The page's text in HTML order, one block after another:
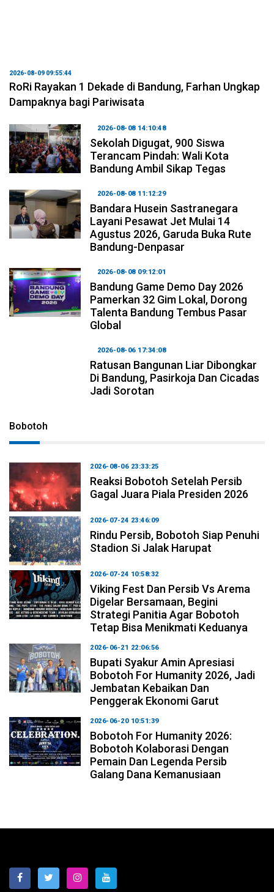
2026-08-09 09:55:44
RoRi Rayakan 1 Dekade di Bandung, Farhan Ungkap
Dampaknya bagi Pariwisata
2026-08-08 14:10:48
Sekolah Digugat, 900 Siswa
Terancam Pindah: Wali Kota
Bandung Ambil Sikap Tegas
2026-08-08 11:12:29
Bandara Husein Sastranegara
Layani Pesawat Jet Mulai 14
Agustus 2026, Garuda Buka Rute
Bandung-Denpasar
2026-08-08 09:12:01
Bandung Game Demo Day 2026
Pamerkan 32 Gim Lokal, Dorong
Talenta Bandung Tembus Pasar
Global
2026-08-06 17:34:08
Ratusan Bangunan Liar Dibongkar
Di Bandung, Pasirkoja Dan Cicadas
Jadi Sorotan
Bobotoh
2026-08-06 23:33:25
Reaksi Bobotoh Setelah Persib
Gagal Juara Piala Presiden 2026
2026-07-24 23:46:09
Rindu Persib, Bobotoh Siap Penuhi
Stadion Si Jalak Harupat
2026-07-24 10:58:32
Viking Fest Dan Persib Vs Arema
Digelar Bersamaan, Begini
Strategi Panitia Agar Bobotoh
Tetap Bisa Menikmati Keduanya
2026-06-21 22:06:56
Bupati Syakur Amin Apresiasi
Bobotoh For Humanity 2026, Jadi
Jembatan Kebaikan Dan
Penggerak Ekonomi Garut
2026-06-20 10:51:39
Bobotoh For Humanity 2026:
Bobotoh Kolaborasi Dengan
Pemain Dan Legenda Persib
Galang Dana Kemanusiaan